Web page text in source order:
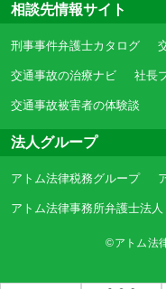
相談先情報サイト
刑事事件弁護士カタログ
交通事故の治療ナビ 社長
交通事故被害者の体験談
法人グループ
アトム法律税務グループ
アトム法律事務所弁護士法人
©アトム法